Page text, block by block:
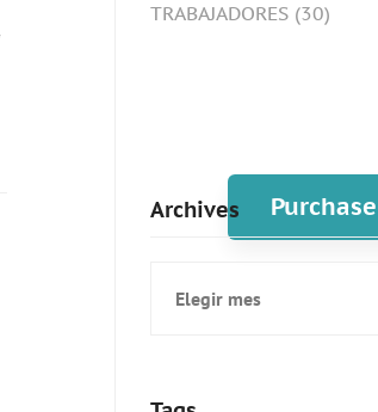
TRABAJADORES (30)
Purchase
Archives